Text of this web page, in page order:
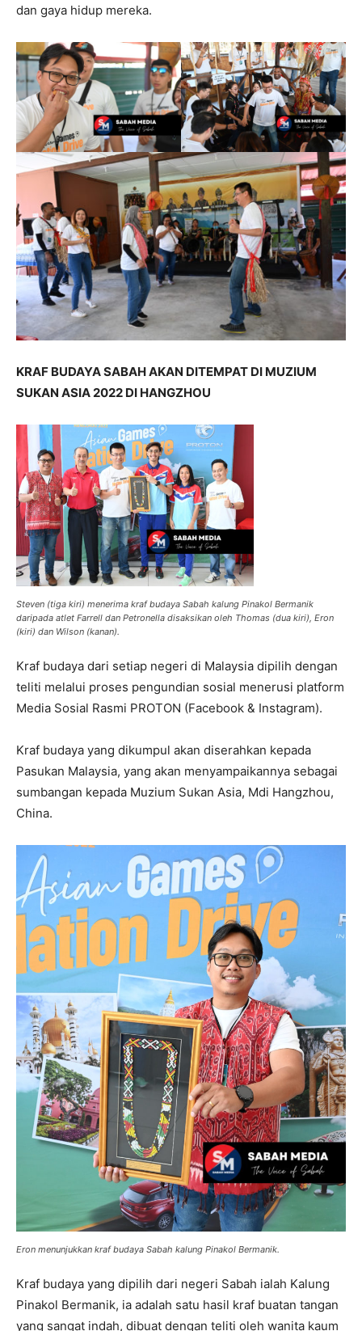
dan gaya hidup mereka.
KRAF BUDAYA SABAH AKAN DITEMPAT DI MUZIUM
SUKAN ASIA 2022 DI HANGZHOU
Steven (tiga kiri) menerima kraf budaya Sabah kalung Pinakol Bermanik
daripada atlet Farrell dan Petronella disaksikan oleh Thomas (dua kiri), Eron
(kiri) dan Wilson (kanan).
Kraf budaya dari setiap negeri di Malaysia dipilih dengan
teliti melalui proses pengundian sosial menerusi platform
Media Sosial Rasmi PROTON (Facebook & Instagram).
Kraf budaya yang dikumpul akan diserahkan kepada
Pasukan Malaysia, yang akan menyampaikannya sebagai
sumbangan kepada Muzium Sukan Asia, Mdi Hangzhou,
China.
Eron menunjukkan kraf budaya Sabah kalung Pinakol Bermanik.
Kraf budaya yang dipilih dari negeri Sabah ialah Kalung
Pinakol Bermanik, ia adalah satu hasil kraf buatan tangan
yang sangat indah, dibuat dengan teliti oleh wanita kaum